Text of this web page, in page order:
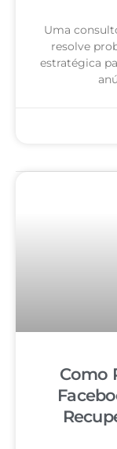
Uma
resolve
estratégica
Como